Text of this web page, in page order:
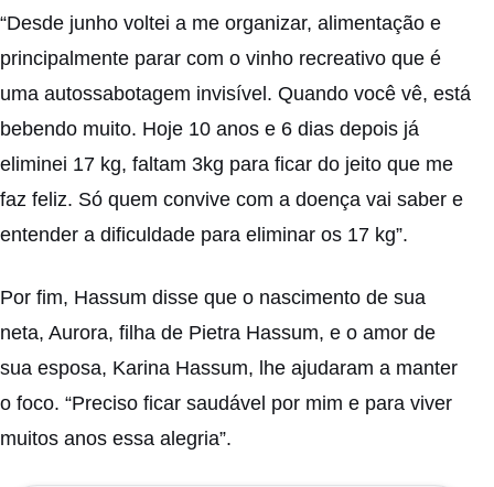
“Desde junho voltei a me organizar, alimentação e
principalmente parar com o vinho recreativo que é
uma autossabotagem invisível. Quando você vê, está
bebendo muito. Hoje 10 anos e 6 dias depois já
eliminei 17 kg, faltam 3kg para ficar do jeito que me
faz feliz. Só quem convive com a doença vai saber e
entender a dificuldade para eliminar os 17 kg”.
Por fim, Hassum disse que o nascimento de sua
neta, Aurora, filha de Pietra Hassum, e o amor de
sua esposa, Karina Hassum, lhe ajudaram a manter
o foco. “Preciso ficar saudável por mim e para viver
muitos anos essa alegria”.